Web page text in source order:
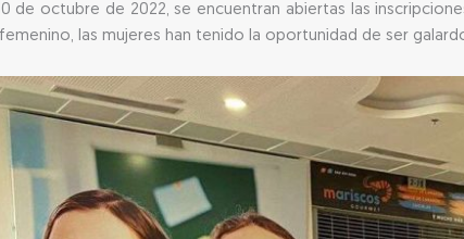
de octubre de 2022, se encuentran abiertas las
las mujeres han tenido la oportunidad de ser